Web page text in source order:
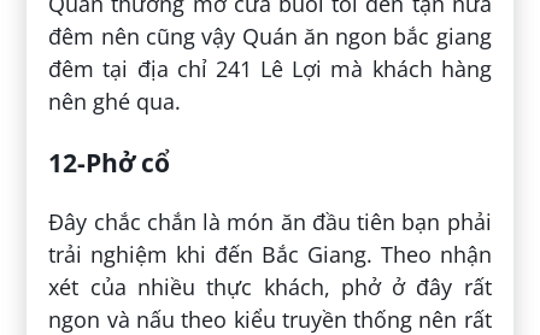
đêm nên cũng vậy Quán ăn ngon bắc giang
đêm tại địa chỉ 241 Lê Lợi mà khách hàng
nên ghé qua.
12-Phở cổ
Đây chắc chắn là món ăn đầu tiên bạn phải
trải nghiệm khi đến Bắc Giang. Theo nhận
xét của nhiều thực khách, phở ở đây rất
ngon và nấu theo kiểu truyền thống nên rất